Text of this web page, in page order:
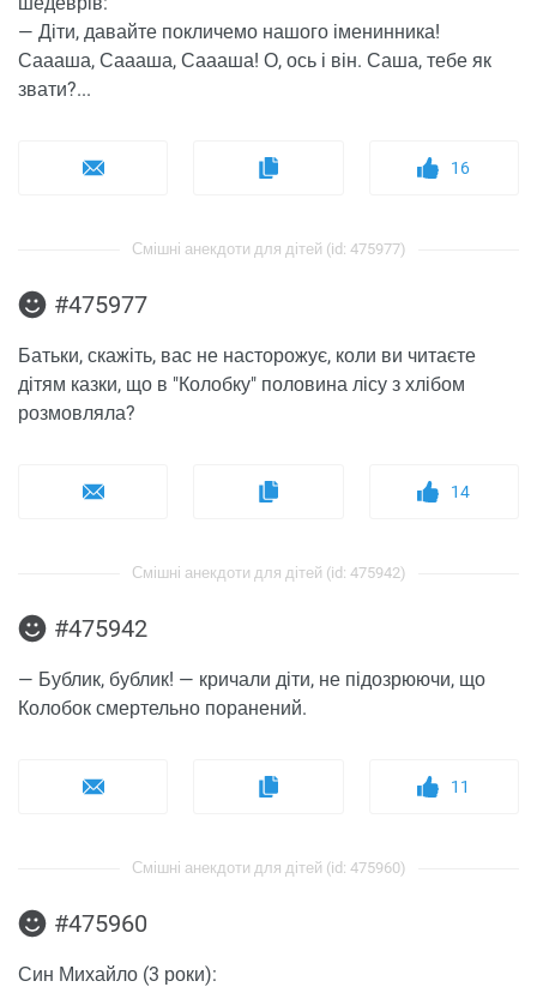
— Діти, давайте покличемо нашого іменинника!
Саааша, Саааша, Саааша! О, ось і він. Саша, тебе як
звати?...
16
Смішні анекдоти для дітей (id: 475977)
#475977
Батьки, скажіть, вас не насторожує, коли ви читаєте
дітям казки, що в "Колобку" половина лісу з хлібом
розмовляла?
14
Смішні анекдоти для дітей (id: 475942)
#475942
— Бублик, бублик! — кричали діти, не підозрюючи, що
Колобок смертельно поранений.
11
Смішні анекдоти для дітей (id: 475960)
#475960
Син Михайло (3 роки):